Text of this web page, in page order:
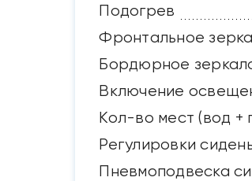
Подогрев
Фронтальное
Бордюрное
Включение
Кол-во мест (вод +
Регулировки
Пневмоподвеска